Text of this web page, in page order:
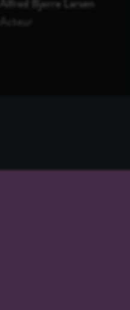
Acteur